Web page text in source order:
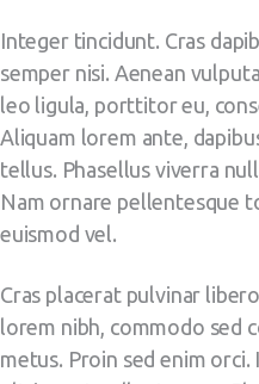
Integer tincidunt. Cras
semper nisi. Aenean
leo ligula, porttitor eu,
Aliquam lorem ante,
tellus. Phasellus viverra
Nam ornare pellentesque
euismod vel.
Cras placerat pulvinar
lorem nibh, commodo sed
metus. Proin sed enim